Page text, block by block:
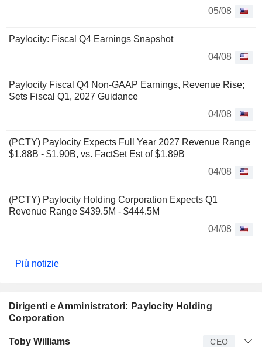
05/08
Paylocity: Fiscal Q4 Earnings Snapshot
04/08
Paylocity Fiscal Q4 Non-GAAP Earnings, Revenue Rise;
Sets Fiscal Q1, 2027 Guidance
04/08
(PCTY) Paylocity Expects Full Year 2027 Revenue Range
$1.88B - $1.90B, vs. FactSet Est of $1.89B
04/08
(PCTY) Paylocity Holding Corporation Expects Q1
Revenue Range $439.5M - $444.5M
04/08
Più notizie
Dirigenti e Amministratori: Paylocity Holding
Corporation
Manager Titolo
Toby Williams CEO